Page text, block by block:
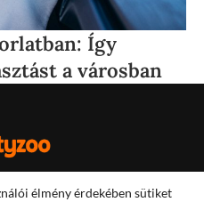
Így
a városban
élmény érdekében sütiket